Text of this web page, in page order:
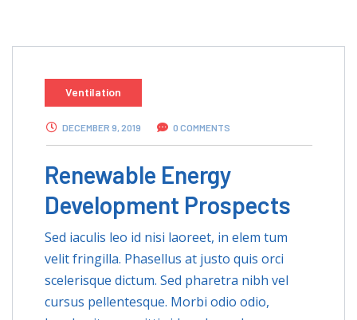
Ventilation
DECEMBER 9, 2019 0 COMMENTS
Renewable Energy
Development Prospects
Sed iaculis leo id nisi laoreet, in elem tum
velit fringilla. Phasellus at justo quis orci
scelerisque dictum. Sed pharetra nibh vel
cursus pellentesque. Morbi odio odio,